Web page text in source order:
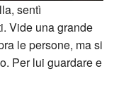
sentì
Vide una grande
le persone, ma si
Per lui guardare e